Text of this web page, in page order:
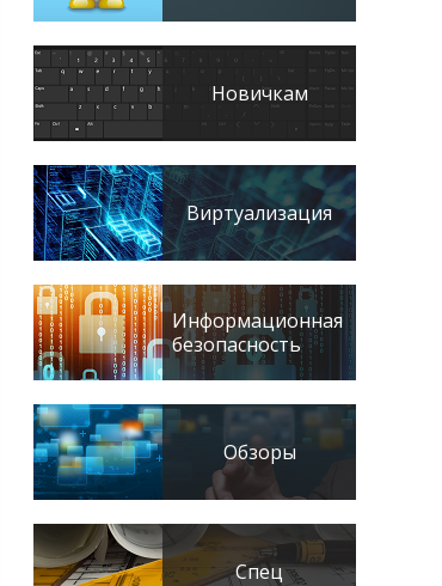
Новичкам
Виртуализация
Информационная
безопасность
Обзоры
Спец